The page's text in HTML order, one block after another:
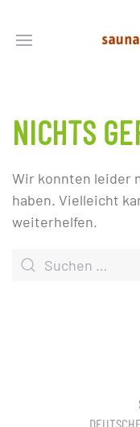
NICHTS
Wir konnten leider
haben. Vielleicht
weiterhelfen.